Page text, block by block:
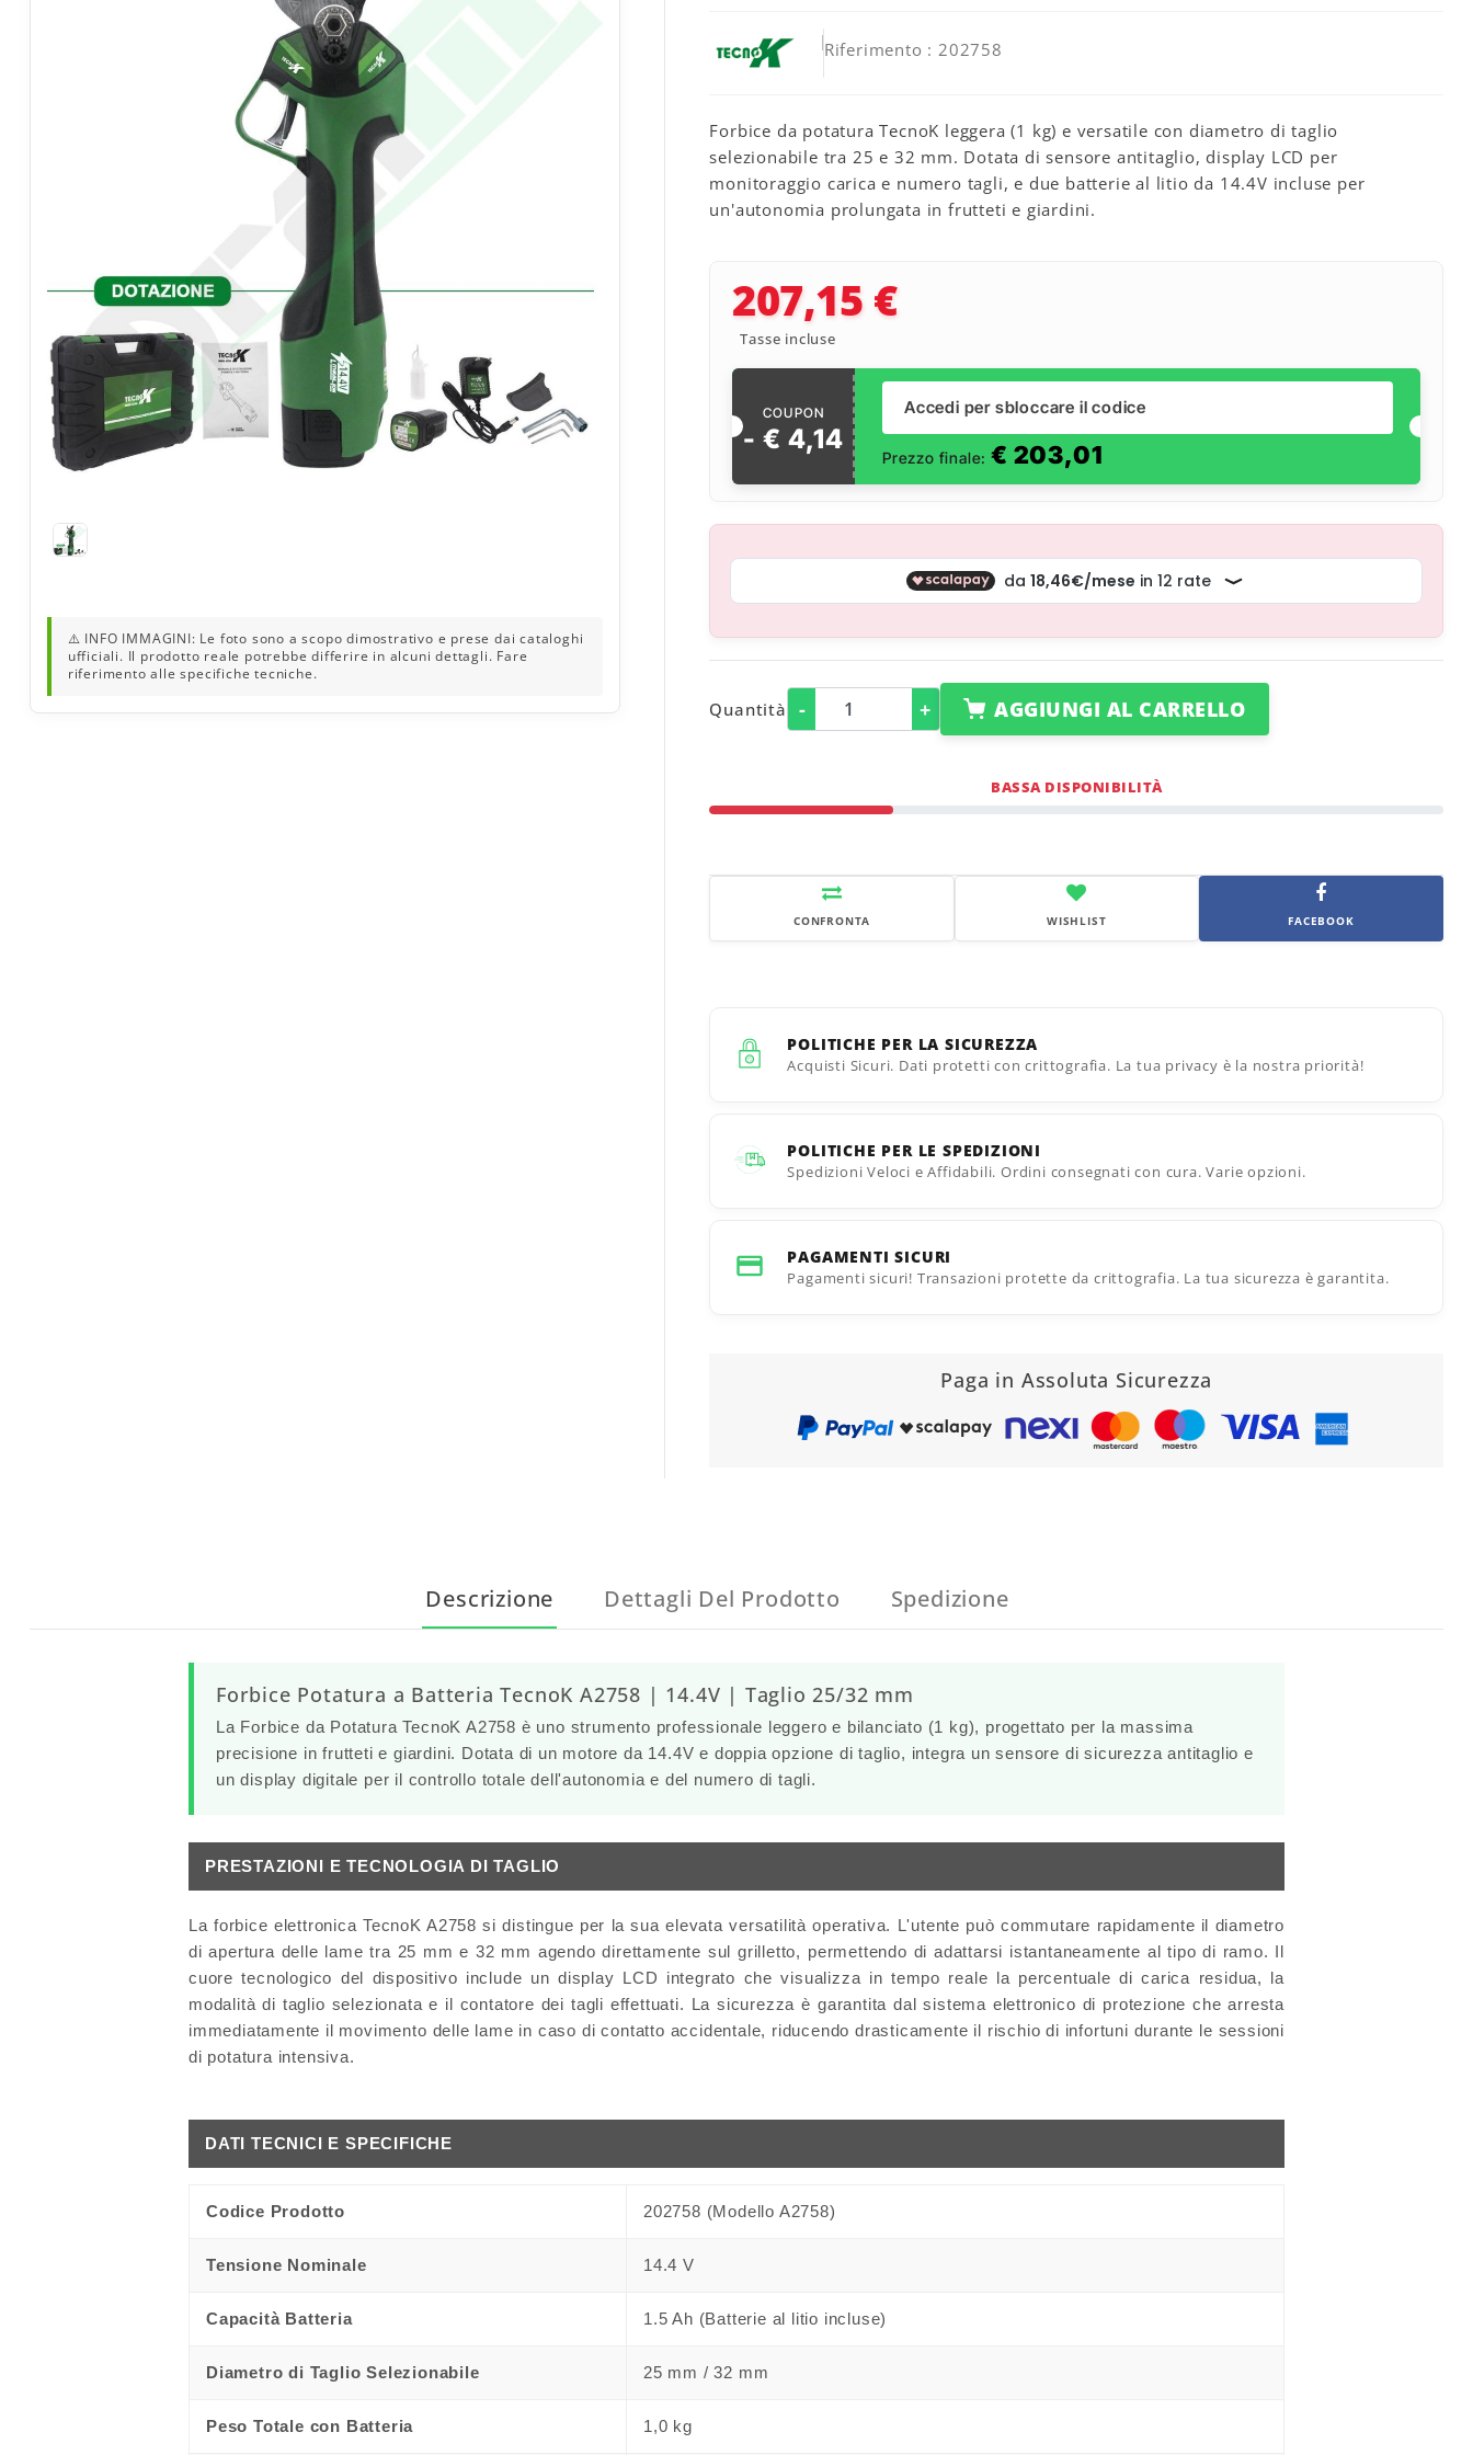
Riferimento : 202758
Forbice da potatura TecnoK leggera (1 kg) e versatile con diametro di taglio
selezionabile tra 25 e 32 mm. Dotata di sensore antitaglio, display LCD per
monitoraggio carica e numero tagli, e due batterie al litio da 14.4V incluse per
un'autonomia prolungata in frutteti e giardini.
207,15 €
Tasse incluse
COUPON
- € 4,14
Accedi per sbloccare il codice
Prezzo finale: € 203,01
Quantità - + AGGIUNGI AL CARRELLO
BASSA DISPONIBILITÀ
CONFRONTA WISHLIST FACEBOOK
POLITICHE PER LA SICUREZZA
Acquisti Sicuri. Dati protetti con crittografia. La tua privacy è la nostra priorità!
POLITICHE PER LE SPEDIZIONI
Spedizioni Veloci e Affidabili. Ordini consegnati con cura. Varie opzioni.
PAGAMENTI SICURI
Pagamenti sicuri! Transazioni protette da crittografia. La tua sicurezza è garantita.
Paga in Assoluta Sicurezza
Descrizione Dettagli Del Prodotto Spedizione
Forbice Potatura a Batteria TecnoK A2758 | 14.4V | Taglio 25/32 mm
La Forbice da Potatura TecnoK A2758 è uno strumento professionale leggero e bilanciato (1 kg), progettato per la massima
precisione in frutteti e giardini. Dotata di un motore da 14.4V e doppia opzione di taglio, integra unsensore di sicurezza antitaglio e
undisplay digitale per il controllo totale dell'autonomia e del numero di tagli.
PRESTAZIONI E TECNOLOGIA DI TAGLIO
La forbice elettronica TecnoK A2758 si distingue per la sua elevata versatilità operativa. L'utente può commutare rapidamente il diametro
di apertura delle lame tra 25 mm e 32 mm agendo direttamente sul grilletto, permettendo di adattarsi istantaneamente al tipo di ramo. Il
cuore tecnologico del dispositivo include un display LCD integrato che visualizza in tempo reale la percentuale di carica residua, la
modalità di taglio selezionata e il contatore dei tagli effettuati. La sicurezza è garantita dal sistema elettronico di protezione che arresta
immediatamente il movimento delle lame in caso di contatto accidentale, riducendo drasticamente il rischio di infortuni durante le sessioni
di potatura intensiva.
DATI TECNICI E SPECIFICHE
Codice Prodotto 202758 (Modello A2758)
Tensione Nominale 14.4 V
Capacità Batteria 1.5 Ah (Batterie al litio incluse)
Diametro di Taglio Selezionabile 25 mm / 32 mm
Peso Totale con Batteria 1,0 kg